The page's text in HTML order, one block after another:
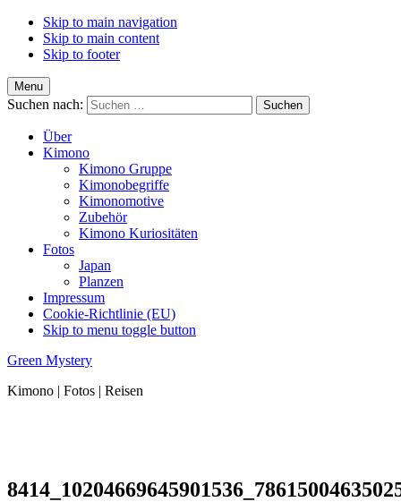
Skip to main navigation
Skip to main content
Skip to footer
Menu
Suchen nach:
Über
Kimono
Kimono Gruppe
Kimonobegriffe
Kimonomotive
Zubehör
Kimono Kuriositäten
Fotos
Japan
Planzen
Impressum
Cookie-Richtlinie (EU)
Skip to menu toggle button
Green Mystery
Kimono | Fotos | Reisen